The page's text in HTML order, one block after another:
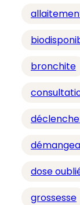
e
m
n
…
bronchite
dose
grossesse